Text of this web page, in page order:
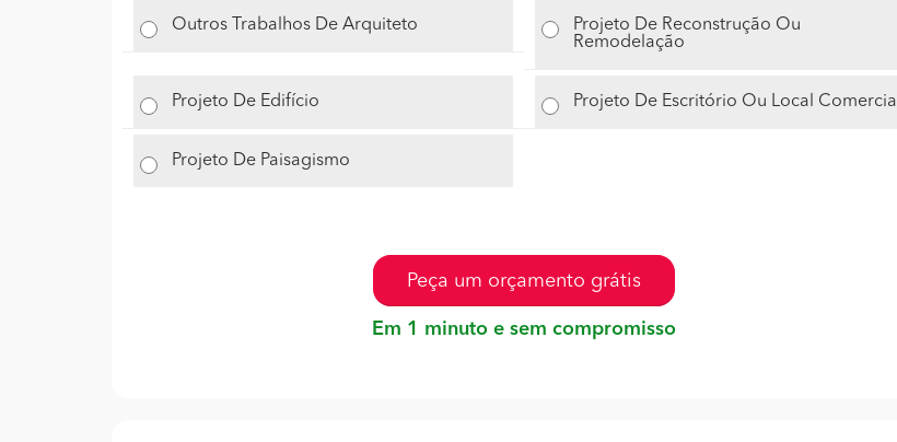
Outros Trabalhos De Arquiteto
Projeto De Reconstrução Ou
Remodelação
Projeto De Edifício Projeto De Escritório Ou Local Comercial
Projeto De Paisagismo
Peça um orçamento grátis
Em 1 minuto e sem compromisso